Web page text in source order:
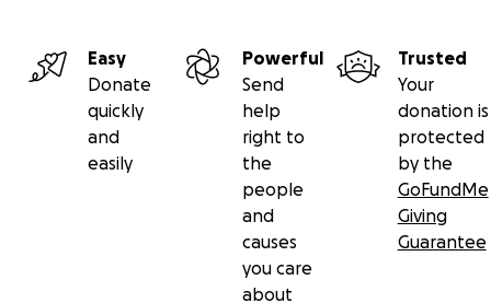
Easy
Donate
quickly
and
easily
Powerful
Send
help
right to
the
people
and
causes
you care
about
Trusted
Your
donation is
protected
by the
GoFundMe
Giving
Guarantee